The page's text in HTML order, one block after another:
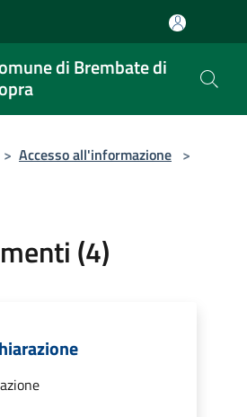
di Brembate di
> Accesso all'informazione >
(4)